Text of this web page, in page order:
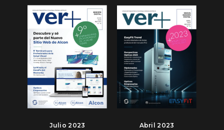
Julio 2023 Abril 2023